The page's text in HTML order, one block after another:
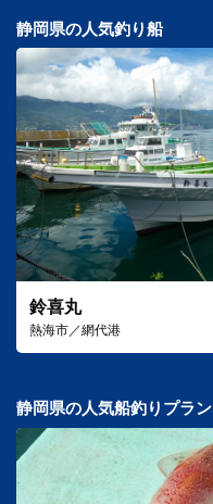
静岡県の人気釣り船
鈴喜丸
熱海市／網代港
静岡県の人気船釣りプラン